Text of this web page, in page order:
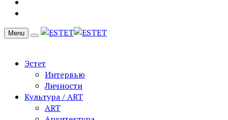
Menu
Эстет
Интервью
Личности
Культура / ART
ART